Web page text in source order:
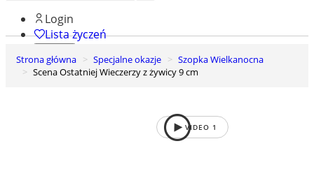
Login
Lista życzeń
0
Koszyk
Strona główna Specjalne okazje
Szopka Wielkanocna
Scena Ostatniej Wieczerzy z żywicy 9 cm
VIDEO 1